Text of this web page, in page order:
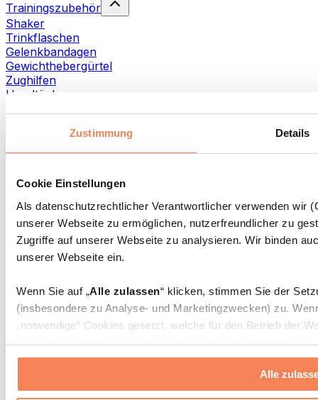
Zustimmung Details
Cookie Einstellungen
Als datenschutzrechtlicher Verantwortlicher verwenden wir
unserer Webseite zu ermöglichen, nutzerfreundlicher zu
Zugriffe auf unserer Webseite zu analysieren. Wir binden
unserer Webseite ein.
Wenn Sie auf „Alle zulassen“ klicken, stimmen Sie der
(insbesondere zu Analyse- und Marketingzwecken) zu.
„notwendige“ Cookies gesetzt, welche für den Betrieb der
individuelle Auswahl treffen, indem Sie unter „Anpassen“
erlauben“ klicken.
Weitere Informationen über die Verarbeitung Ihrer Daten
Alle
Trainingszubehör
Shaker
Trinkflaschen
Gelenkbandagen
Gewichthebergürtel
Zughilfen
Handtücher
Faszien- und Massagerollen
Weitere Rehabilitationshilfen
Taschen & Rucksäcke
Essenstaschen und Meal-Prep-Zubehör
Sporttaschen
Zubehör nach Aktivität
Laufen
Kampfsport
Yoga & Pilates
Wandern